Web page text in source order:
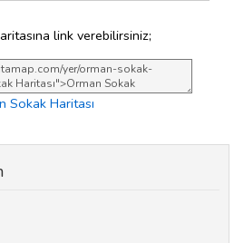
link verebilirsiniz;
Sokak Haritası